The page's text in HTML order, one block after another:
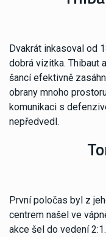
Dvakrát inkasoval od
dobrá vizitka. Thibaut
šancí efektivně
obrany mnoho
komunikaci s
nepředvedl.
První poločas byl z
centrem našel ve
akce šel do vedení